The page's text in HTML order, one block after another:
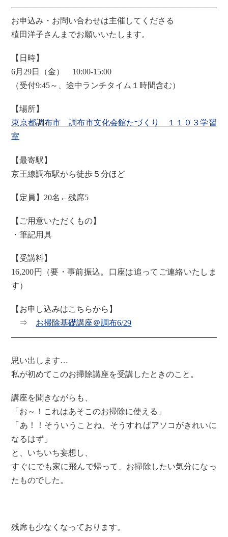
——————————————————————————
お申込み・お問い合わせは主催してくださる
植田洋子さんまでお願いいたします。
【日時】
6月29日（金） 10:00-15:00
（受付9:45～、途中ランチタイム１時間含む）
【場所】
東京都調布市 調布市文化会館たづくり １１０３学習
室
【最寄駅】
京王線調布駅から徒歩５分ほど
【定員】20名←残席5
【ご用意いただくもの】
・筆記用具
【受講料】
16,200円（要・事前振込。口座は追ってご連絡いたしま
す）
【お申し込みはこちらから】
⇒ お掃除基礎講座＠調布6/29
——————————————————————————
思い出します…
私が初めてこのお掃除講座を受講したときのこと。
講座を聞きながらも、
「お～！これはあそこのお掃除に使える」
「あ！！そういうことね、そうすればアソコがきれいに
なるはず」
と、いちいち妄想し、
すぐにでも家に飛んで帰って、お掃除したい気分になっ
たものでした。
残席も少なくなっております。